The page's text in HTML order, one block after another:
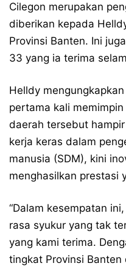
Cilegon merupakan
diberikan kepada
Provinsi Banten. Ini
33 yang ia terima
Helldy
pertama kali
daerah tersebut
kerja keras dalam
manusia (SDM), kini
menghasilkan prestasi
“Dalam kesempatan
rasa syukur yang tak
yang kami terima.
tingkat Provinsi